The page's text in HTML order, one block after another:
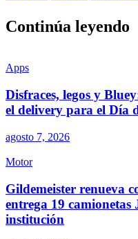
Continúa leyendo
Apps
Disfraces, legos y
el delivery para el Día
agosto 7, 2026
Motor
Gildemeister renueva
entrega 19
institución